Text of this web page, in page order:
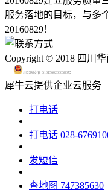
服务落地的目标，与多
20160829！
Copyright © 2018 四川
川公网安备 51015602000580号
犀牛云提供企业云服务
打电话
打电话 028-
发短信
查地图 747385630